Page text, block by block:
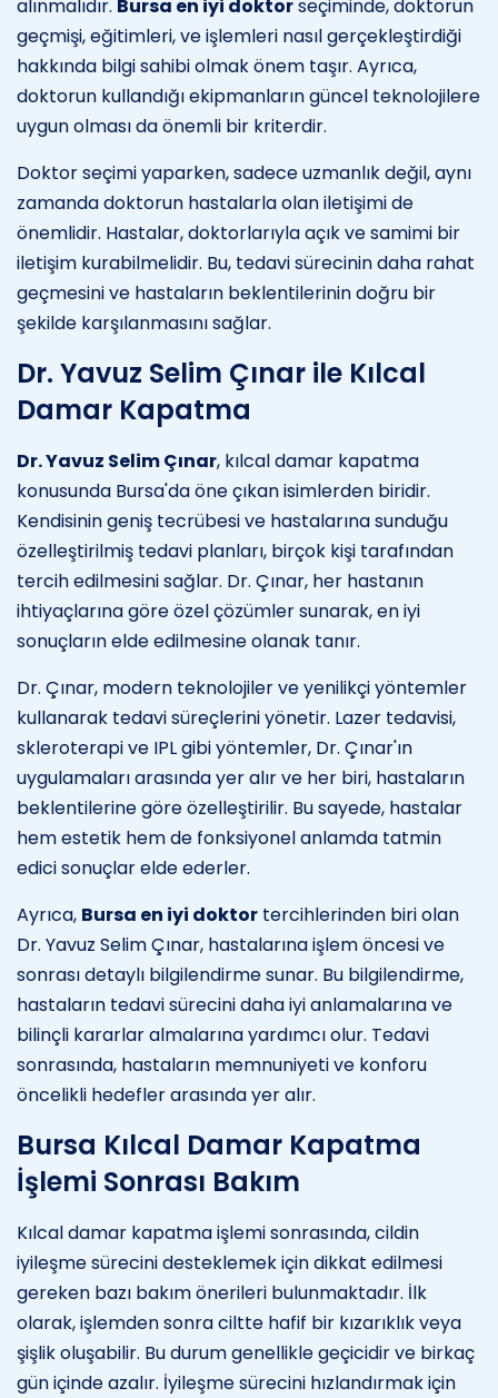
alınmalıdır. Bursa en iyi doktorseçiminde, doktorun
geçmişi, eğitimleri, ve işlemleri nasıl gerçekleştirdiği
hakkında bilgi sahibi olmak önem taşır. Ayrıca,
doktorun kullandığı ekipmanların güncel teknolojilere
uygun olması da önemli bir kriterdir.
Doktor seçimi yaparken, sadece uzmanlık değil, aynı
zamanda doktorun hastalarla olan iletişimi de
önemlidir. Hastalar, doktorlarıyla açık ve samimi bir
iletişim kurabilmelidir. Bu, tedavi sürecinin daha rahat
geçmesini ve hastaların beklentilerinin doğru bir
şekilde karşılanmasını sağlar.
Dr. Yavuz Selim Çınar ile Kılcal
Damar Kapatma
Dr. Yavuz Selim Çınar, kılcal damar kapatma
konusunda Bursa'da öne çıkan isimlerden biridir.
Kendisinin geniş tecrübesi ve hastalarına sunduğu
özelleştirilmiş tedavi planları, birçok kişi tarafından
tercih edilmesini sağlar. Dr. Çınar, her hastanın
ihtiyaçlarına göre özel çözümler sunarak, en iyi
sonuçların elde edilmesine olanak tanır.
Dr. Çınar, modern teknolojiler ve yenilikçi yöntemler
kullanarak tedavi süreçlerini yönetir. Lazer tedavisi,
skleroterapi ve IPL gibi yöntemler, Dr. Çınar'ın
uygulamaları arasında yer alır ve her biri, hastaların
beklentilerine göre özelleştirilir. Bu sayede, hastalar
hem estetik hem de fonksiyonel anlamda tatmin
edici sonuçlar elde ederler.
Ayrıca, Bursa en iyi doktor tercihlerinden biri olan
Dr. Yavuz Selim Çınar, hastalarına işlem öncesi ve
sonrası detaylı bilgilendirme sunar. Bu bilgilendirme,
hastaların tedavi sürecini daha iyi anlamalarına ve
bilinçli kararlar almalarına yardımcı olur. Tedavi
sonrasında, hastaların memnuniyeti ve konforu
öncelikli hedefler arasında yer alır.
Bursa Kılcal Damar Kapatma
İşlemi Sonrası Bakım
Kılcal damar kapatma işlemi sonrasında, cildin
iyileşme sürecini desteklemek için dikkat edilmesi
gereken bazı bakım önerileri bulunmaktadır. İlk
olarak, işlemden sonra ciltte hafif bir kızarıklık veya
şişlik oluşabilir. Bu durum genellikle geçicidir ve birkaç
gün içinde azalır. İyileşme sürecini hızlandırmak için